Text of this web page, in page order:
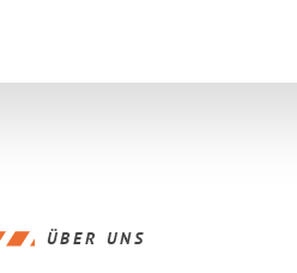
ÜBER UNS